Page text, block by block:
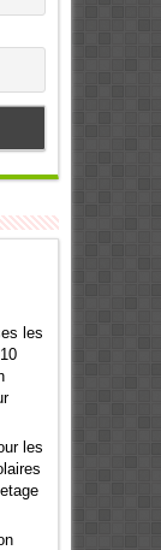
les
les